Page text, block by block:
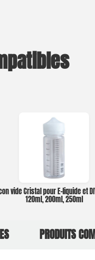
vide Cristal pour E-liquide et
120ml, 200ml, 250ml
PRODUITS